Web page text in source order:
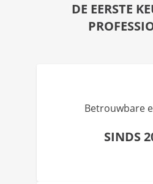
DE EERSTE
Betrouwbare
SINDS